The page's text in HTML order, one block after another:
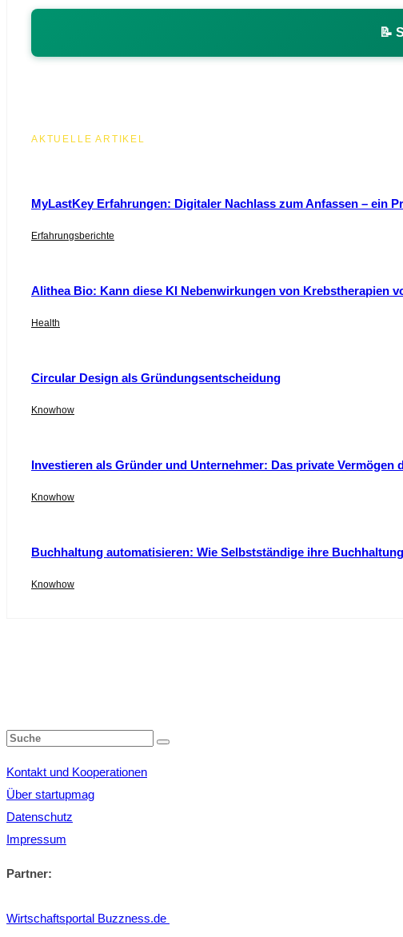
📝
AKTUELLE ARTIKEL
MyLastKey Erfahrungen: Digitaler Nachlass zum Anfassen – ein
Erfahrungsberichte
Alithea Bio: Kann diese KI Nebenwirkungen von Krebstherapien
Health
Circular Design als Gründungsentscheidung
Knowhow
Investieren als Gründer und Unternehmer: Das private
Knowhow
Buchhaltung automatisieren: Wie Selbstständige ihre
Knowhow
Kontakt und Kooperationen
Über startupmag
Datenschutz
Impressum
Partner:
Wirtschaftsportal Buzzness.de